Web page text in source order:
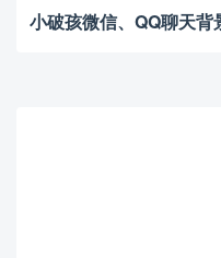
小破孩微信、QQ聊天背